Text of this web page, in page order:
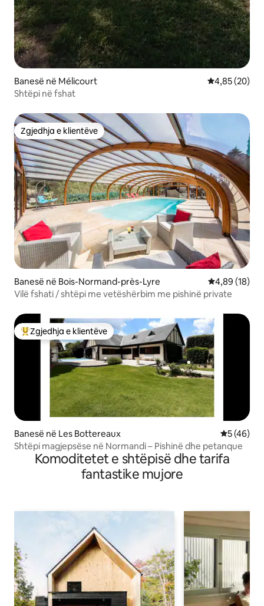
Banesë në Mélicourt Vlerësimi
4,85 (20)
Shtëpi në fshat
Zgjedhja e klientëve
Zgjedhja e klientëve
Banesë në Bois-Normand-près-Lyre Vlerësimi
4,89 (18)
Vilë fshati / shtëpi me vetëshërbim me pishinë private
Më të mirat e zgjedhjeve të klientëve
Zgjedhja e klientëve
Banesë në Les Bottereaux Vlerësimi
5 (46)
Shtëpi magjepsëse në Normandi – Pishinë dhe petanque
Komoditetet e shtëpisë dhe tarifa
fantastike mujore